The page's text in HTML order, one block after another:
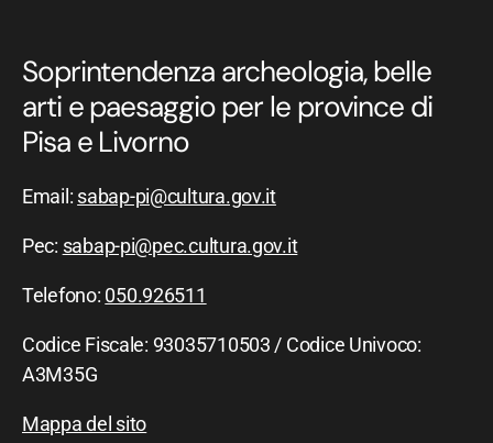
Soprintendenza archeologia, belle
arti e paesaggio per le province di
Pisa e Livorno
Email: sabap-pi@cultura.gov.it
Pec: sabap-pi@pec.cultura.gov.it
Telefono: 050.926511
Codice Fiscale: 93035710503 / Codice Univoco:
A3M35G
Mappa del sito